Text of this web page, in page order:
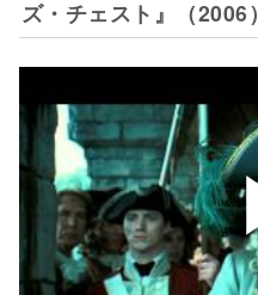
ズ・チェスト』（2006）